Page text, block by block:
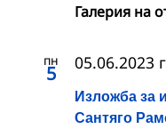
Галерия на
пн
5
Изложба за
Сантяго
05.06.2023